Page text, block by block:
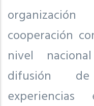
cooperación
nivel
difusión